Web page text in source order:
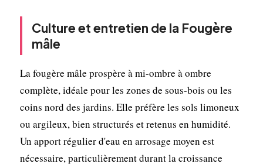
Culture et entretien de la Fougère
mâle
La fougère mâle prospère à mi-ombre à ombre
complète, idéale pour les zones de sous-bois ou les
coins nord des jardins. Elle préfère les sols limoneux
ou argileux, bien structurés et retenus en humidité.
Un apport régulier d'eau en arrosage moyen est
nécessaire, particulièrement durant la croissance